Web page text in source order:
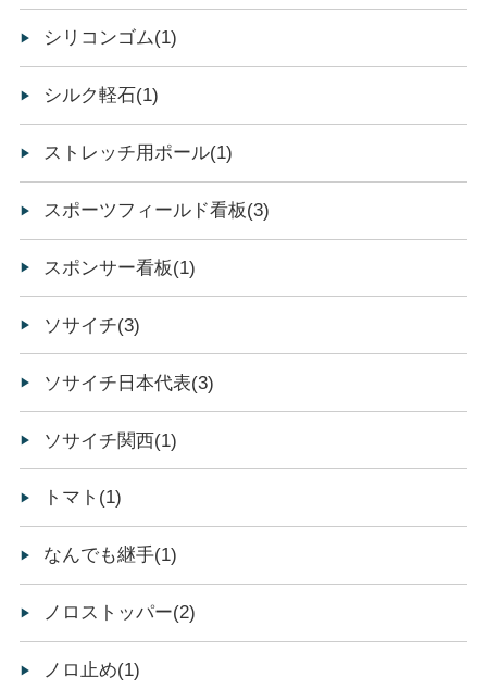
シリコンゴム(1)
シルク軽石(1)
ストレッチ用ポール(1)
スポーツフィールド看板(3)
スポンサー看板(1)
ソサイチ(3)
ソサイチ日本代表(3)
ソサイチ関西(1)
トマト(1)
なんでも継手(1)
ノロストッパー(2)
ノロ止め(1)